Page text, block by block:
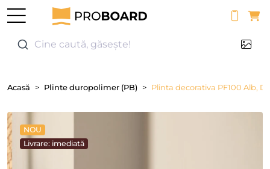
Cine caută, găsește!
Acasă Plinte duropolimer (PB) Plinta decorativa PF100 Alb,
NOU
Livrare: imediată